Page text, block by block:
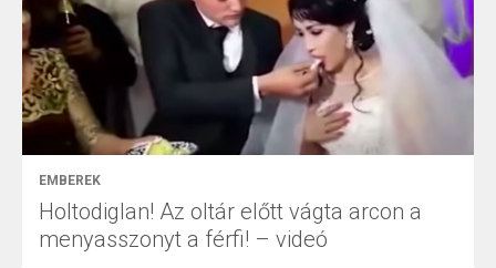
EMBEREK
Holtodiglan! Az oltár előtt vágta arcon a
menyasszonyt a férfi! – videó